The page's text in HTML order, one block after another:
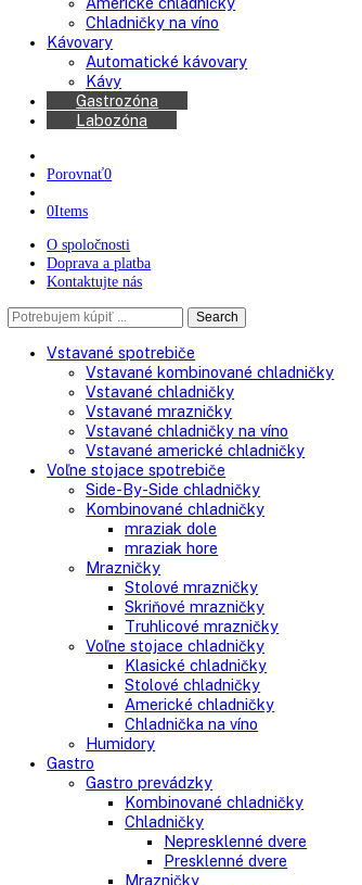
Chladničky
Mrazničky
Americké chladničky
Chladničky na víno
Kávovary
Automatické kávovary
Labozóna
Porovnať0
0Items
O spoločnosti
Kontaktujte nás
Search
Vstavané spotrebiče
Vstavané kombinované chladničky
Vstavané chladničky
Vstavané mrazničky
Vstavané chladničky na víno
Vstavané americké chladničky
Voľne stojace spotrebiče
Side-By-Side chladničky
Kombinované chladničky
mraziak dole
mraziak hore
Mrazničky
Stolové mrazničky
Skriňové mrazničky
Truhlicové mrazničky
Klasické chladničky
Stolové chladničky
Americké chladničky
Chladnička na víno
Humidory